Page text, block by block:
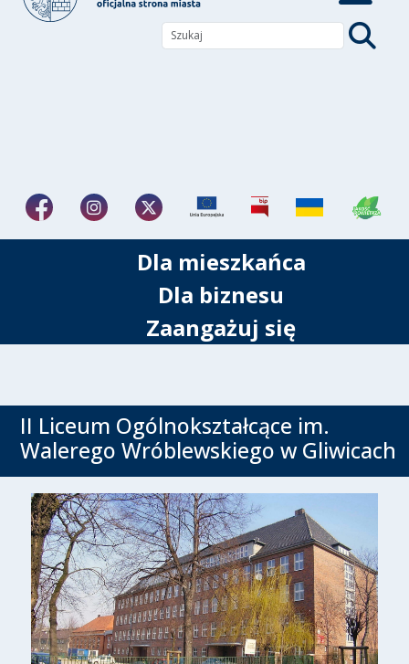
Dla mieszkańca
Dla biznesu
Zaangażuj się
II Liceum Ogólnokształcące im.
Walerego Wróblewskiego w Gliwicach